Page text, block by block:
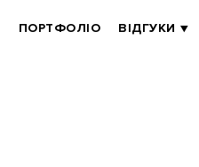
BRANDER
ПОРТФОЛІО ВІДГУКИ